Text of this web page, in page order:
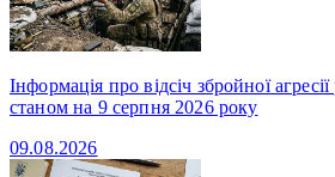
Інформація про відсіч збройної
станом на 9 серпня 2026 року
09.08.2026